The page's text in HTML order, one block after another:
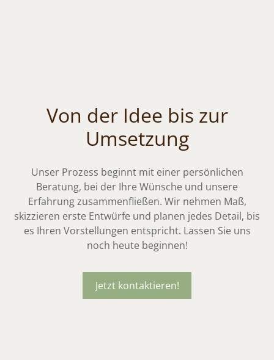
Von der Idee bis zur
Umsetzung
Unser Prozess beginnt mit einer persönlichen
Beratung, bei der Ihre Wünsche und unsere
Erfahrung zusammenfließen. Wir nehmen Maß,
skizzieren erste Entwürfe und planen jedes Detail, bis
es Ihren Vorstellungen entspricht. Lassen Sie uns
noch heute beginnen!
Jetzt kontaktieren!
Jetzt kontaktieren!